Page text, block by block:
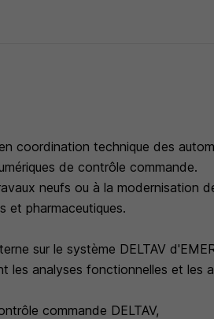
coordination technique des
de contrôle commande.
neufs ou à la modernisation
et pharmaceutiques.
sur le système DELTAV
les analyses fonctionnelles et les
commande DELTAV,